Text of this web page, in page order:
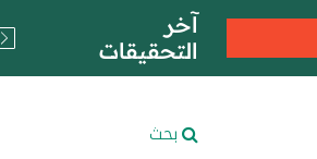
آخر
التحقيقات
بحث